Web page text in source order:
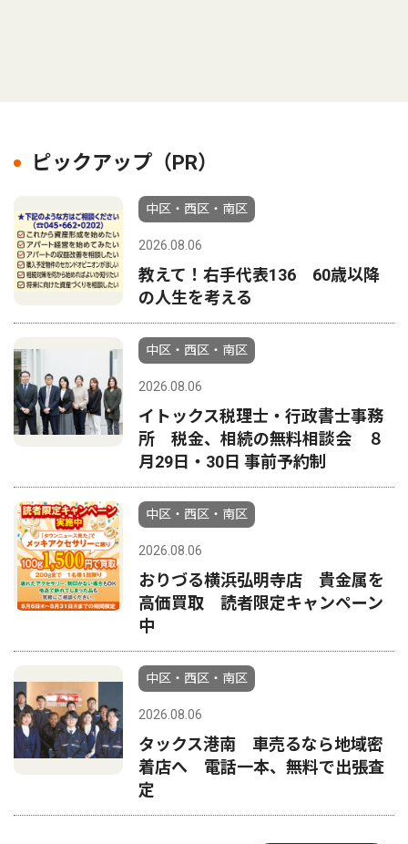
ピックアップ（PR）
中区・西区・南区
2026.08.06
教えて！右手代表136 60歳以降
の人生を考える
中区・西区・南区
2026.08.06
イトックス税理士・行政書士事務
所 税金、相続の無料相談会 ８
月29日・30日 事前予約制
中区・西区・南区
2026.08.06
おりづる横浜弘明寺店 貴金属を
高価買取 読者限定キャンペーン
中
中区・西区・南区
2026.08.06
タックス港南 車売るなら地域密
着店へ 電話一本、無料で出張査
定